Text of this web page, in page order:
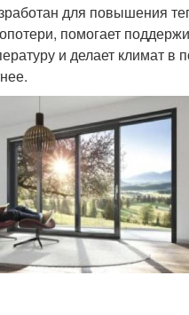
для повышения
помогает
и делает климат в